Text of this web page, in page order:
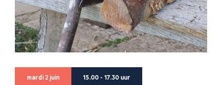
mardi 2 juin 15.00 - 17.30 uur